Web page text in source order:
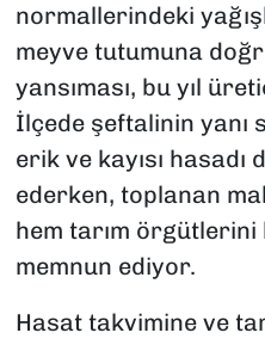
normallerindeki
meyve tutumuna
yansıması, bu yıl
İlçede şeftalinin yanı
erik ve kayısı hasadı
ederken, toplanan
hem tarım örgütlerini
memnun ediyor.
Hasat takvimine ve